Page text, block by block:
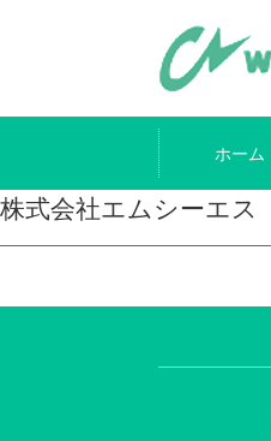
ホーム
株式会社エムシーエス